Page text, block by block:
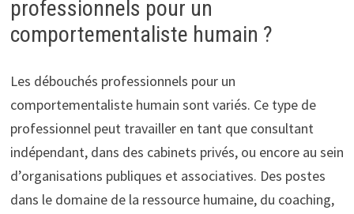
professionnels pour un
comportementaliste humain ?
Les débouchés professionnels pour un
comportementaliste humain sont variés. Ce type de
professionnel peut travailler en tant que consultant
indépendant, dans des cabinets privés, ou encore au sein
d’organisations publiques et associatives. Des postes
dans le domaine de la ressource humaine, du coaching,